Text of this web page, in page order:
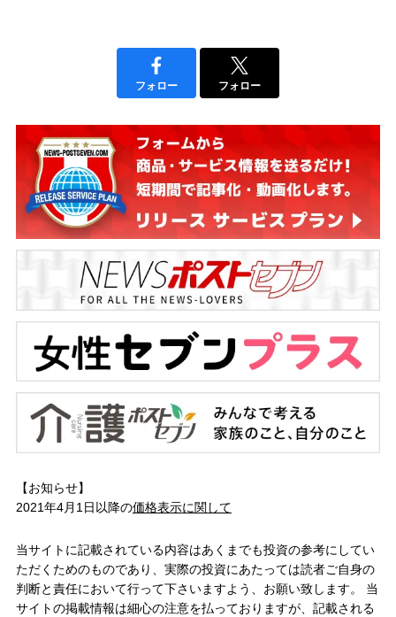
フォロー フォロー
【お知らせ】
2021年4月1日以降の価格表示に関して
当サイトに記載されている内容はあくまでも投資の参考にしてい
ただくためのものであり、実際の投資にあたっては読者ご自身の
判断と責任において行って下さいますよう、お願い致します。 当
サイトの掲載情報は細心の注意を払っておりますが、記載される